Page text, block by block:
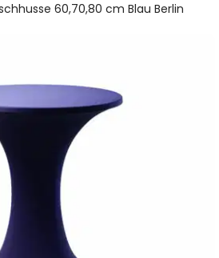
60,70,80 cm Blau Berlin